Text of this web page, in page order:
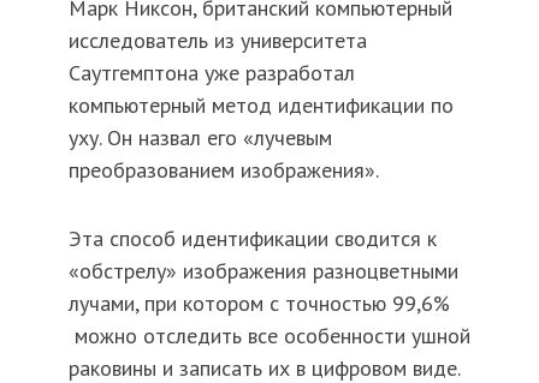
Марк Никсон, британский компьютерный
исследователь из университета
Саутгемптона уже разработал
компьютерный метод идентификации по
уху. Он назвал его «лучевым
преобразованием изображения».
Эта способ идентификации сводится к
«обстрелу» изображения разноцветными
лучами, при котором с точностью 99,6%
можно отследить все особенности ушной
раковины и записать их в цифровом виде.